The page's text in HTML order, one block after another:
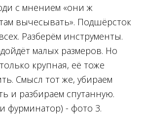
с мнением «они ж
вычесывать». Подшёрсток
Разберём инструменты.
малых размеров. Но
крупная, её тоже
Смысл тот же, убираем
и разбираем спутанную.
фурминатор) - фото 3.